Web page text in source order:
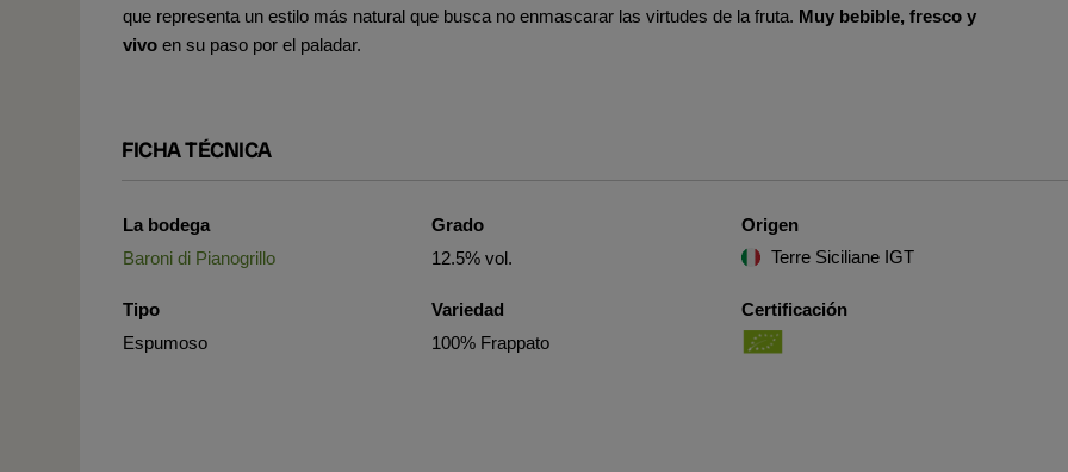
que representa un estilo más natural que busca no enmascarar las virtudes de la fruta. Muy bebible, fresco y
vivo en su paso por el paladar.
FICHA TÉCNICA
La bodega
Baroni di Pianogrillo
Tipo
Espumoso
Grado
12.5% vol.
Variedad
100% Frappato
Origen
Terre Siciliane IGT
Certificación